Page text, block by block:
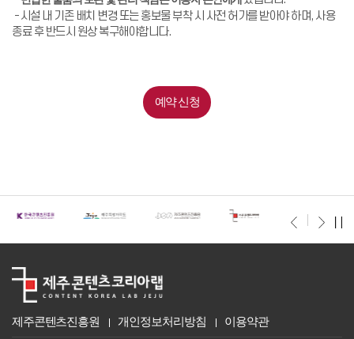
- 시설 내 기존 배치 변경 또는 홍보물 부착 시 사전 허가를 받아야 하며, 사용
종료 후 반드시 원상 복구해야합니다.
예약 신청
제주콘텐츠진흥원 개인정보처리방침 이용약관